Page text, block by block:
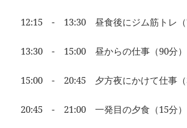
12:15 - 13:30 昼食後にジム筋トレ（
13:30 - 15:00 昼からの仕事（90分）
15:00 - 20:45 夕方夜にかけて仕事（
20:45 - 21:00 一発目の夕食（15分）